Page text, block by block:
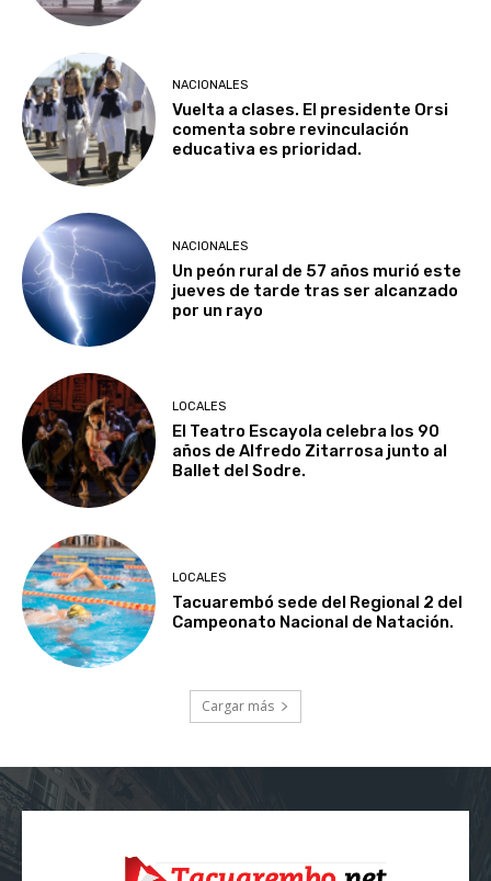
NACIONALES
Vuelta a clases. El presidente Orsi
comenta sobre revinculación
educativa es prioridad.
NACIONALES
Un peón rural de 57 años murió este
jueves de tarde tras ser alcanzado
por un rayo
LOCALES
El Teatro Escayola celebra los 90
años de Alfredo Zitarrosa junto al
Ballet del Sodre.
LOCALES
Tacuarembó sede del Regional 2 del
Campeonato Nacional de Natación.
Cargar más